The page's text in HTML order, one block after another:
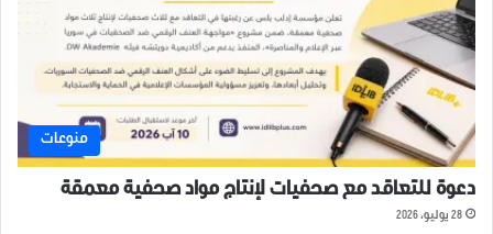
منوعات
دعوة للتعاقد مع صحفيات لإنتاج مواد صحفية معمقة
28 يوليو، 2026